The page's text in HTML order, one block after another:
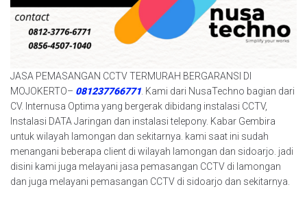
JASA PEMASANGAN CCTV TERMURAH BERGARANSI DI
MOJOKERTO– 081237766771. Kami dari NusaTechno bagian dari
CV. Internusa Optima yang bergerak dibidang instalasi CCTV,
Instalasi DATA Jaringan dan instalasi telepony. Kabar Gembira
untuk wilayah lamongan dan sekitarnya. kami saat ini sudah
menangani beberapa client di wilayah lamongan dan sidoarjo. jadi
disini kami juga melayani jasa pemasangan CCTV di lamongan
dan juga melayani pemasangan CCTV di sidoarjo dan sekitarnya.